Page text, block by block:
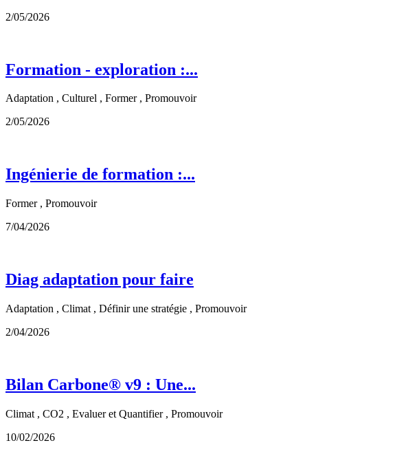
2/05/2026
Formation - exploration :...
Adaptation , Culturel , Former , Promouvoir
2/05/2026
Ingénierie de formation :...
Former , Promouvoir
7/04/2026
Diag adaptation pour faire
Adaptation , Climat , Définir une stratégie , Promouvoir
2/04/2026
Bilan Carbone® v9 : Une...
Climat , CO2 , Evaluer et Quantifier , Promouvoir
10/02/2026